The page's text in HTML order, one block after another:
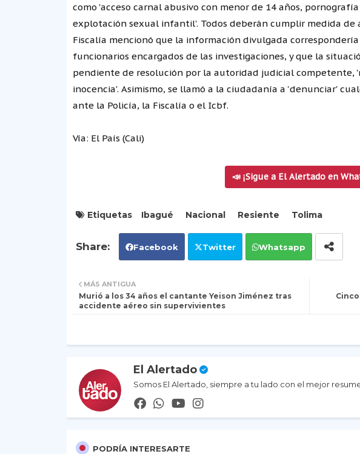
como 'acceso carnal abusivo con menor de 14 años,
explotación sexual infantil'. Todos deberán cumplir medida de
Fiscalía mencionó que la información divulgada
funcionarios encargados de las investigaciones, y que la
pendiente de resolución por la autoridad judicial competente,
inocencia'. Asimismo, se llamó a la ciudadanía a 'denunciar'
ante la Policía, la Fiscalía o el Icbf.
Vía: El País (Cali)
📣 ¡Sigue a El Alertado en
Etiquetas Ibagué Nacional Resiente Tolima
Facebook Twitter Whatsapp
MÁS ANTIGUA
Murió a los 34 años el cantante Yeison Jiménez tras
accidente aéreo sin supervivientes
El Alertado
Somos El Alertado, siempre a tu lado con el mejor
PODRÍA INTERESARTE